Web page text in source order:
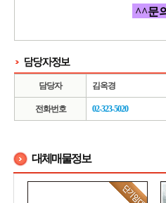
^^문
담당자 김옥경
전화번호 02-323-5020
대체매물정보